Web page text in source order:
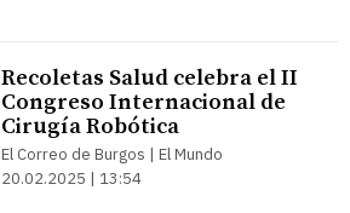
Recoletas Salud celebra el II
Congreso Internacional de
Cirugía Robótica
El Correo de Burgos | El Mundo
20.02.2025 | 13:54